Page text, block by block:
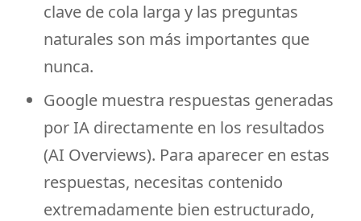
clave de cola larga y las preguntas
naturales son más importantes que
nunca.
Google muestra respuestas generadas
por IA directamente en los resultados
(AI Overviews). Para aparecer en estas
respuestas, necesitas contenido
extremadamente bien estructurado,